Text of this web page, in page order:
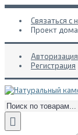
Связаться с
Проект
Авторизация
Регистрация